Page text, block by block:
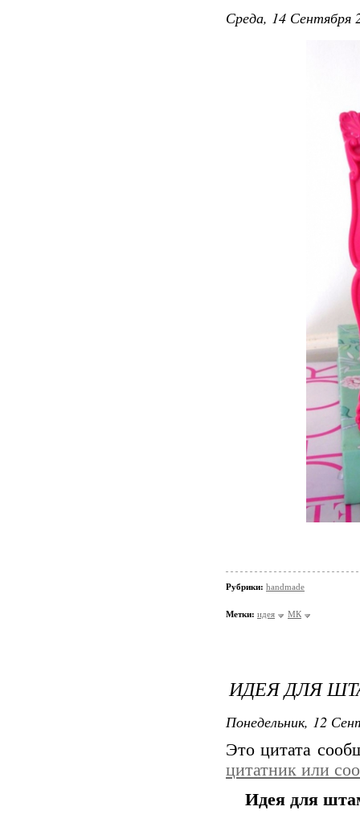
Среда, 14 Сентября
Рубрики: handmade
Метки: идея МК
ИДЕЯ ДЛЯ
Понедельник, 12
Это цитата
цитатник или
Идея для